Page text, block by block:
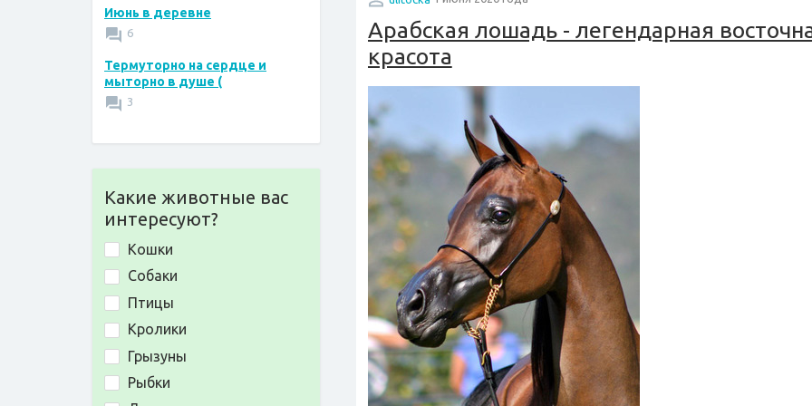
Июнь в деревне
6
Термуторно на сердце и
мыторно в душе (
3
Какие животные вас
интересуют?
Кошки
Собаки
Птицы
Кролики
Грызуны
Рыбки
Арабская лошадь - легендарная
красота